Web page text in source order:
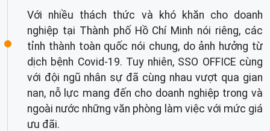
Với nhiều thách thức và khó khăn cho doanh
nghiệp tại Thành phố Hồ Chí Minh nói riêng, các
tỉnh thành toàn quốc nói chung, do ảnh hưởng từ
dịch bệnh Covid-19. Tuy nhiên, SSO OFFICE cùng
với đội ngũ nhân sự đã cùng nhau vượt qua gian
nan, nỗ lực mang đến cho doanh nghiệp trong và
ngoài nước những văn phòng làm việc với mức giá
ưu đãi.